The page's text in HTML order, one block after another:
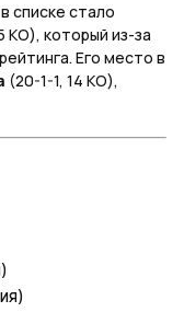
списке стало
KO), который из-за
Его место в
(20-1-1, 14 KO),